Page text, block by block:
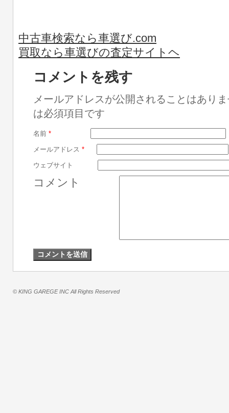
中古車検索なら車選び.com
買取なら車選びの査定サイトヘ
コメントを残す
メールアドレスが公開されることはあり
は必須項目です
名前 *
メールアドレス *
ウェブサイト
コメント
© KING GAREGE INC All Rights Reserved